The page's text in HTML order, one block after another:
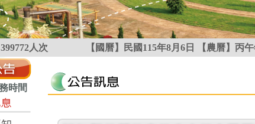
399772人次 【國曆】民國115年8月6日 【農曆】丙